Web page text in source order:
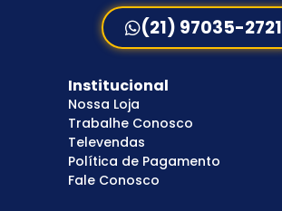
(21) 97035-2721
Institucional
Nossa Loja
Trabalhe Conosco
Televendas
Política de Pagamento
Fale Conosco